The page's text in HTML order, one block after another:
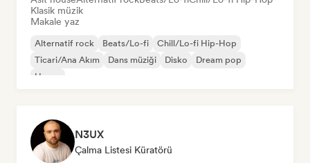
Klasik müzik
Makale yaz
Alternatif rock Beats/Lo-fi
Chill/Lo-fi Hip-Hop
Ticari/Ana Akım
Dans müziği Disko
Dream pop
House
N3UX
Çalma Listesi Küratörü